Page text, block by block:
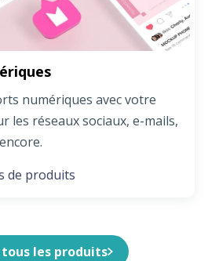
numériques avec votre
les réseaux sociaux, e-mails,
de produits
les produits